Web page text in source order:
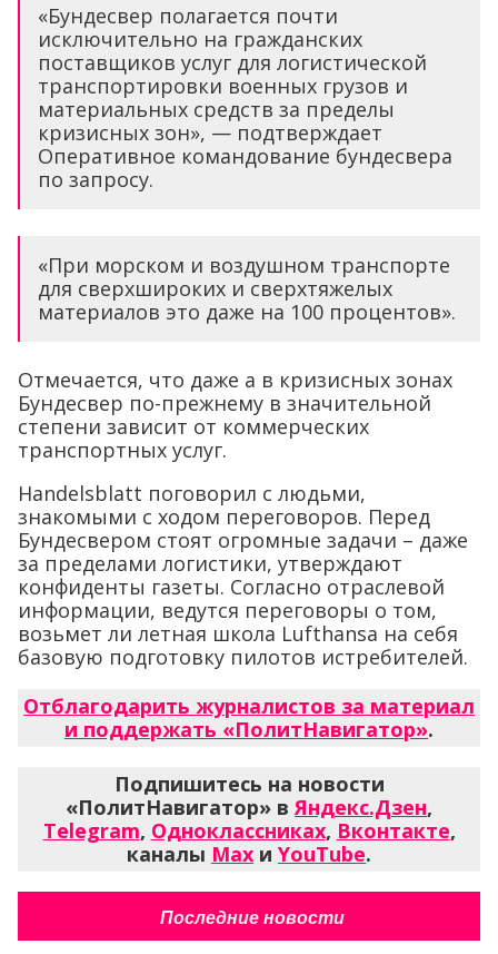
«Бундесвер полагается почти
исключительно на гражданских
поставщиков услуг для логистической
транспортировки военных грузов и
материальных средств за пределы
кризисных зон», — подтверждает
Оперативное командование бундесвера
по запросу.
«При морском и воздушном транспорте
для сверхшироких и сверхтяжелых
материалов это даже на 100 процентов».
Отмечается, что даже а в кризисных зонах
Бундесвер по-прежнему в значительной
степени зависит от коммерческих
транспортных услуг.
Handelsblatt поговорил с людьми,
знакомыми с ходом переговоров. Перед
Бундесвером стоят огромные задачи – даже
за пределами логистики, утверждают
конфиденты газеты. Согласно отраслевой
информации, ведутся переговоры о том,
возьмет ли летная школа Lufthansa на себя
базовую подготовку пилотов истребителей.
Отблагодарить журналистов за материал
и поддержать «ПолитНавигатор».
Подпишитесь на новости
«ПолитНавигатор» в Яндекс.Дзен,
Telegram, Одноклассниках, Вконтакте,
каналы Max и YouTube.
Последние новости